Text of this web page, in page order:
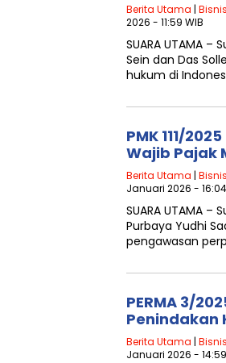
Berita Utama | Bisnis
2026 - 11:59 WIB
SUARA UTAMA
Sein dan Das
hukum di
PMK 111/
Wajib Pajak
Berita Utama | Bisnis
Januari 2026 -
SUARA UTAMA
Purbaya Yudhi
pengawasan
PERMA 3/
Penindakan
Berita Utama | Bisnis
Januari 2026 -